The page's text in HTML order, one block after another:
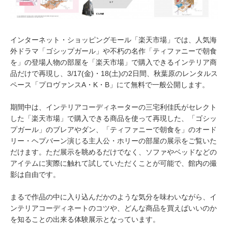
インターネット・ショッピングモール「楽天市場」では、人気海
外ドラマ「ゴシップガール」や不朽の名作「ティファニーで朝食
を」の登場人物の部屋を「楽天市場」で購入できるインテリア商
品だけで再現し、3/17(金)・18(土)の2日間、秋葉原のレンタルス
ペース「プロヴァンスA・K・B」にて無料で一般公開します。
期間中は、インテリアコーディネーターの三宅利佳氏がセレクト
した「楽天市場」で購入できる商品を使って再現した、「ゴシッ
プガール」のブレアやダン、「ティファニーで朝食を」のオード
リー・ヘプバーン演じる主人公・ホリーの部屋の展示をご覧いた
だけます。ただ展示を眺めるだけでなく、ソファやベッドなどの
アイテムに実際に触れて試していただくことが可能で、館内の撮
影は自由です。
まるで作品の中に入り込んだかのような気分を味わいながら、イ
ンテリアコーディネートのコツや、どんな商品を買えばいいのか
を知ることの出来る体験展示となっています。